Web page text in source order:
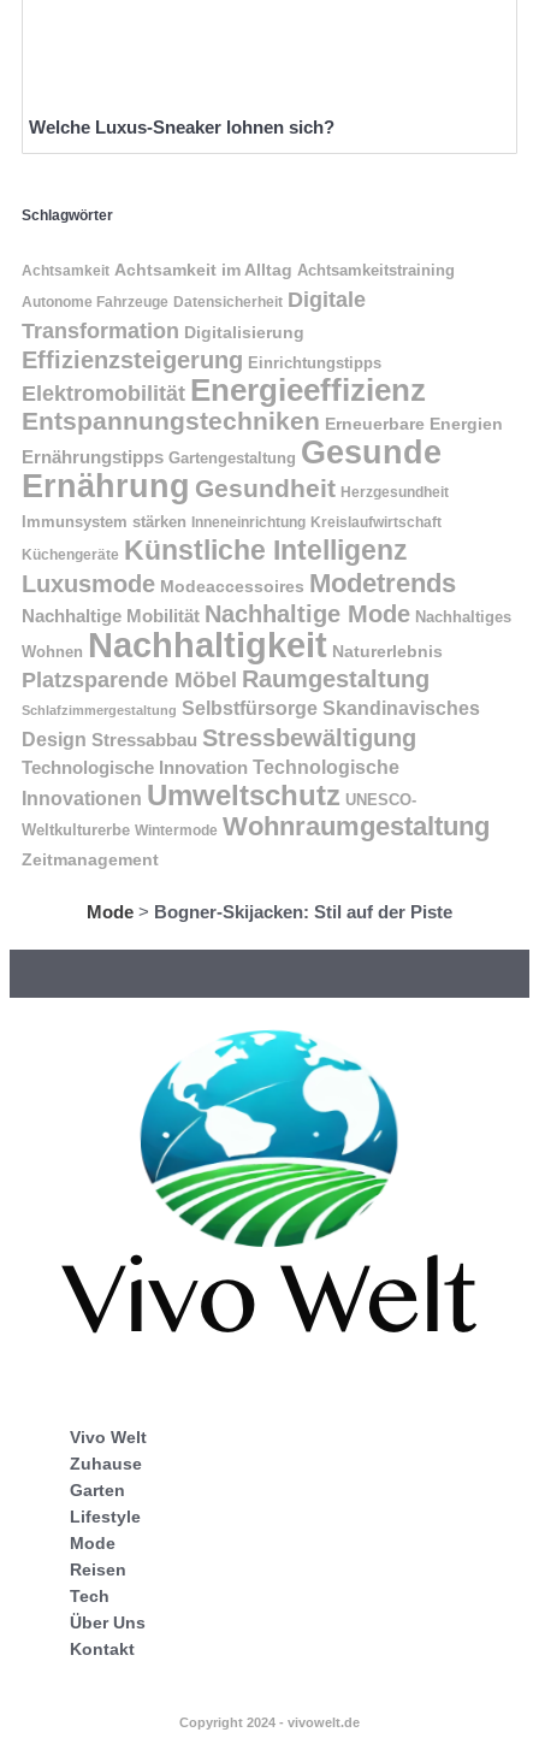
Welche Luxus-Sneaker lohnen sich?
Schlagwörter
Achtsamkeit Achtsamkeit im Alltag Achtsamkeitstraining
Autonome Fahrzeuge Datensicherheit Digitale
Transformation Digitalisierung
Effizienzsteigerung Einrichtungstipps
Elektromobilität Energieeffizienz
Entspannungstechniken Erneuerbare Energien
Ernährungstipps Gartengestaltung Gesunde
Ernährung Gesundheit Herzgesundheit
Immunsystem stärken Inneneinrichtung Kreislaufwirtschaft
Küchengeräte Künstliche Intelligenz
Luxusmode Modeaccessoires Modetrends
Nachhaltige Mobilität Nachhaltige Mode Nachhaltiges
Wohnen Nachhaltigkeit Naturerlebnis
Platzsparende Möbel Raumgestaltung
Schlafzimmergestaltung Selbstfürsorge Skandinavisches
Design Stressabbau Stressbewältigung
Technologische Innovation Technologische
Innovationen Umweltschutz UNESCO-
Weltkulturerbe Wintermode Wohnraumgestaltung
Zeitmanagement
Mode > Bogner-Skijacken: Stil auf der Piste
Vivo Welt
Zuhause
Garten
Lifestyle
Mode
Reisen
Tech
Über Uns
Kontakt
Copyright 2024 - vivowelt.de